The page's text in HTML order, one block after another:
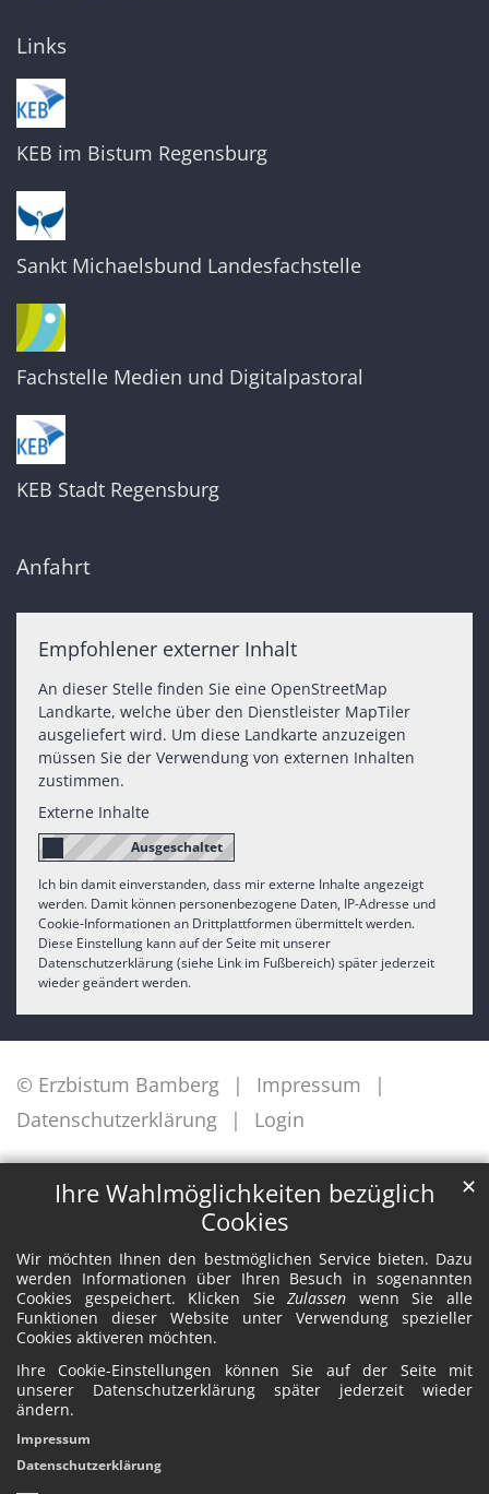
Ihre Wahlmöglichkeiten bezüglich
Cookies
Wir möchten Ihnen den bestmöglichen Service bieten. Dazu
werden Informationen über Ihren Besuch in sogenannten
Cookies gespeichert. Klicken SieZulassen wenn Sie alle
Funktionen dieser Website unter Verwendung spezieller
Cookies aktiveren möchten.
Ihre Cookie-Einstellungen können Sie auf der Seite mit
unserer Datenschutzerklärung später jederzeit wieder
ändern.
✕
Impressum
Datenschutzerklärung
Links
KEB im Bistum Regensburg
Sankt Michaelsbund Landesfachstelle
Fachstelle Medien und Digitalpastoral
KEB Stadt Regensburg
Anfahrt
Empfohlener externer Inhalt
An dieser Stelle finden Sie eine OpenStreetMap
Landkarte, welche über den Dienstleister MapTiler
ausgeliefert wird. Um diese Landkarte anzuzeigen
müssen Sie der Verwendung von externen Inhalten
zustimmen.
Externe Inhalte
Ich bin damit einverstanden, dass mir externe Inhalte angezeigt
werden. Damit können personenbezogene Daten, IP-Adresse und
Cookie-Informationen an Drittplattformen übermittelt werden.
Diese Einstellung kann auf der Seite mit unserer
Datenschutzerklärung (siehe Link im Fußbereich) später jederzeit
wieder geändert werden.
© Erzbistum Bamberg
Impressum
Datenschutzerklärung
Login